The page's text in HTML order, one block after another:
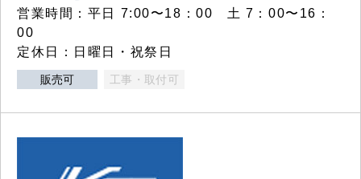
営業時間：平日 7:00〜18：00 土 7：00〜16：
00
定休日：日曜日・祝祭日
販売可 工事・取付可